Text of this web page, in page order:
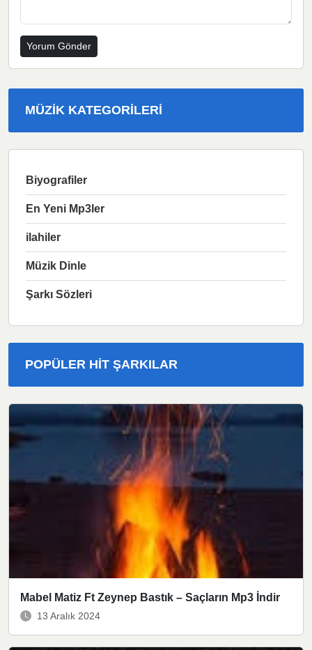
MÜZIK KATEGORILERI
Biyografiler
En Yeni Mp3ler
ilahiler
Müzik Dinle
Şarkı Sözleri
POPÜLER HIT ŞARKILAR
Mabel Matiz Ft Zeynep Bastık – Saçların Mp3 İndir
13 Aralık 2024